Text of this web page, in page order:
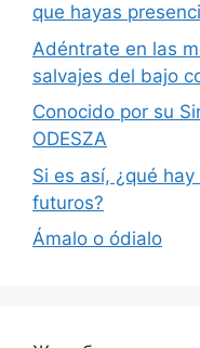
que hayas
Adéntrate en las
salvajes del bajo
Conocido por su
ODESZA
Si es así, ¿qué
futuros?
Ámalo o ódialo